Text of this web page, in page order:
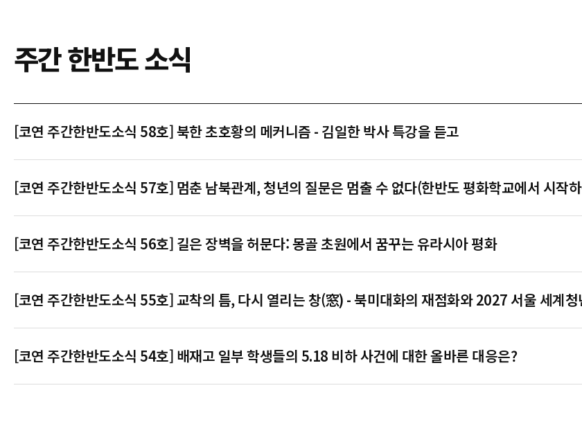
주간 한반도 소식
[코연 주간한반도소식 58호] 북한 초호황의 메커니즘 - 김일한 박사 특강을 듣고
[코연 주간한반도소식 57호] 멈춘 남북관계, 청년의 질문은 멈출 수 없다(한반도 평화학교에서 시작
[코연 주간한반도소식 56호] 길은 장벽을 허문다: 몽골 초원에서 꿈꾸는 유라시아 평화
[코연 주간한반도소식 55호] 교착의 틈, 다시 열리는 창(窓) - 북미대화의 재점화와 2027 서울 세계
[코연 주간한반도소식 54호] 배재고 일부 학생들의 5.18 비하 사건에 대한 올바른 대응은?